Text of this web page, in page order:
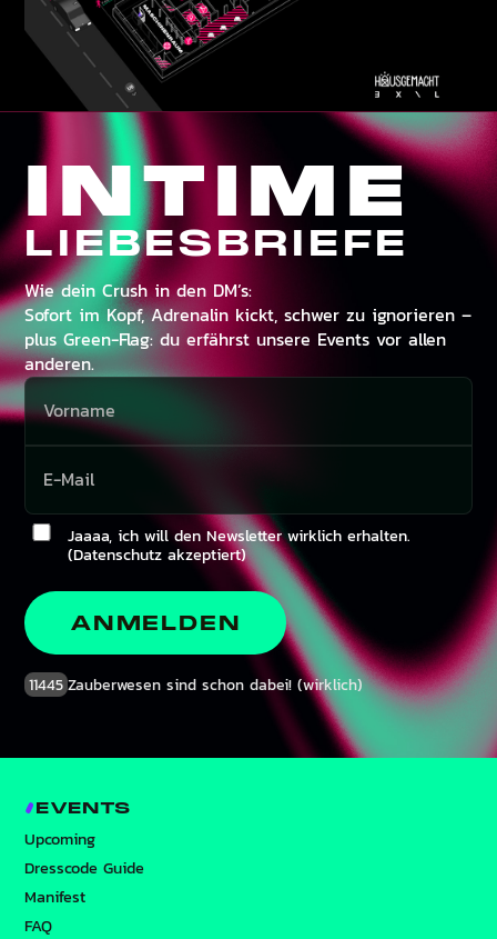
INTIME
LIEBESBRIEFE
Wie dein Crush in den DM’s:
Sofort im Kopf, Adrenalin kickt, schwer zu ignorieren –
plus Green-Flag: du erfährst unsere Events vor allen
anderen.
Jaaaa, ich will den Newsletter wirklich erhalten.
(Datenschutz akzeptiert)
ANMELDEN
11445 Zauberwesen sind schon dabei! (wirklich)
EVENTS
Upcoming
Dresscode Guide
Manifest
FAQ